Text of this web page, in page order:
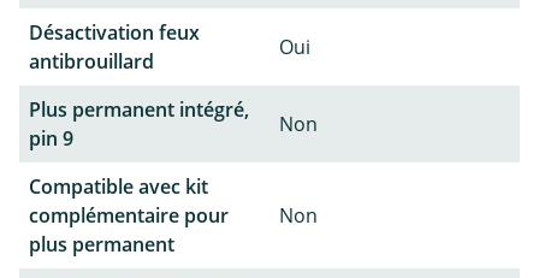
Désactivation feux
antibrouillard
Oui
Plus permanent intégré,
pin 9
Non
Compatible avec kit
complémentaire pour
plus permanent
Non